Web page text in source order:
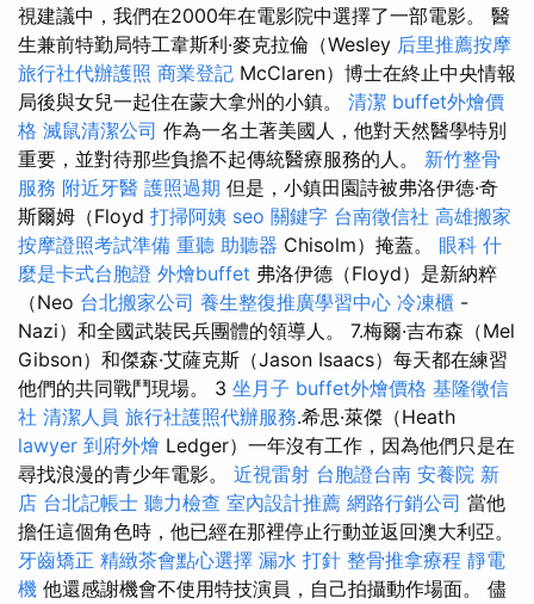
視建議中，我們在2000年在電影院中選擇了一部電影。 醫
生兼前特勤局特工韋斯利·麥克拉倫（Wesley 后里推薦按摩
旅行社代辦護照 商業登記 McClaren）博士在終止中央情報
局後與女兒一起住在蒙大拿州的小鎮。 清潔 buffet外燴價
格 滅鼠清潔公司 作為一名土著美國人，他對天然醫學特別
重要，並對待那些負擔不起傳統醫療服務的人。 新竹整骨
服務 附近牙醫 護照過期 但是，小鎮田園詩被弗洛伊德·奇
斯爾姆（Floyd 打掃阿姨 seo 關鍵字 台南徵信社 高雄搬家
按摩證照考試準備 重聽 助聽器 Chisolm）掩蓋。 眼科 什
麼是卡式台胞證 外燴buffet 弗洛伊德（Floyd）是新納粹
（Neo 台北搬家公司 養生整復推廣學習中心 冷凍櫃 -
Nazi）和全國武裝民兵團體的領導人。 7.梅爾·吉布森（Mel
Gibson）和傑森·艾薩克斯（Jason Isaacs）每天都在練習
他們的共同戰鬥現場。 3 坐月子 buffet外燴價格 基隆徵信
社 清潔人員 旅行社護照代辦服務.希思·萊傑（Heath
lawyer 到府外燴 Ledger）一年沒有工作，因為他們只是在
尋找浪漫的青少年電影。 近視雷射 台胞證台南 安養院 新
店 台北記帳士 聽力檢查 室內設計推薦 網路行銷公司 當他
擔任這個角色時，他已經在那裡停止行動並返回澳大利亞。
牙齒矯正 精緻茶會點心選擇 漏水 打針 整骨推拿療程 靜電
機 他還感謝機會不使用特技演員，自己拍攝動作場面。 儘